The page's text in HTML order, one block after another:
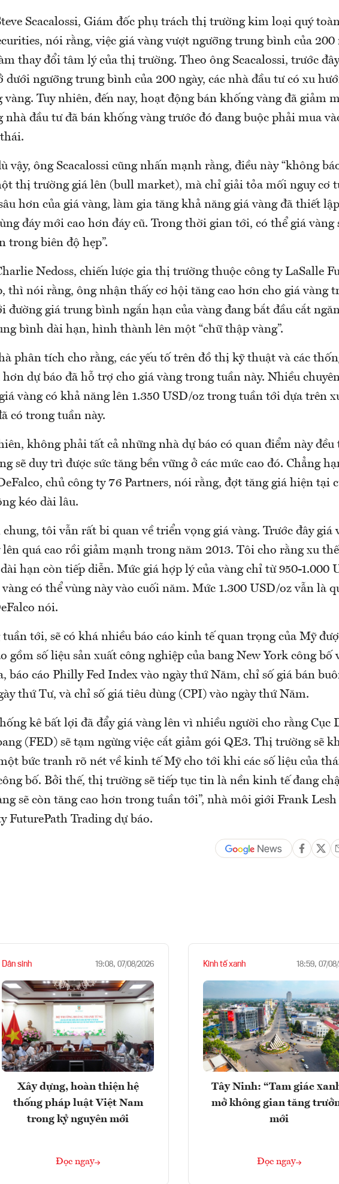
Scacalossi, Giám đốc phụ trách thị trường kim loại quý
nói rằng, việc giá vàng vượt ngưỡng trung bình của 200
thay đổi tâm lý của thị trường. Theo ông Scacalossi, trước
dưới ngưỡng trung bình của 200 ngày, các nhà đầu tư có xu
vàng. Tuy nhiên, đến nay, hoạt động bán khống vàng đã giảm
nhà đầu tư đã bán khống vàng trước đó đang buộc phải mua
vậy, ông Scacalossi cũng nhấn mạnh rằng, điều này “không
thị trường giá lên (bull market), mà chỉ giải tỏa mối nguy cơ
hơn của giá vàng, làm gia tăng khả năng giá vàng đã thiết
đáy mới cao hơn đáy cũ. Trong thời gian tới, có thể giá vàng
trong biên độ hẹp”.
Nedoss, chiến lược gia thị trường thuộc công ty LaSalle
thì nói rằng, ông nhận thấy cơ hội tăng cao hơn cho giá vàng
đường giá trung bình ngắn hạn của vàng đang bắt đầu cắt
bình dài hạn, hình thành lên một “chữ thập vàng”.
phân tích cho rằng, các yếu tố trên đồ thị kỹ thuật và các
hơn dự báo đã hỗ trợ cho giá vàng trong tuần này. Nhiều
vàng có khả năng lên 1.350 USD/oz trong tuần tới dựa trên
có trong tuần này.
không phải tất cả những nhà dự báo có quan điểm này đều
sẽ duy trì được sức tăng bền vững ở các mức cao đó. Chẳng
chủ công ty 76 Partners, nói rằng, đợt tăng giá hiện tại
kéo dài lâu.
chung, tôi vẫn rất bi quan về triển vọng giá vàng. Trước đây giá
lên quá cao rồi giảm mạnh trong năm 2013. Tôi cho rằng xu
hạn còn tiếp diễn. Mức giá hợp lý của vàng chỉ từ 950-1.000
vàng có thể vùng này vào cuối năm. Mức 1.300 USD/oz vẫn là
nói.
tuần tới, sẽ có khá nhiều báo cáo kinh tế quan trọng của Mỹ
gồm số liệu sản xuất công nghiệp của bang New York công bố
báo cáo Philly Fed Index vào ngày thứ Năm, chỉ số giá bán
thứ Tư, và chỉ số giá tiêu dùng (CPI) vào ngày thứ Năm.
kê bất lợi đã đẩy giá vàng lên vì nhiều người cho rằng Cục
(FED) sẽ tạm ngừng việc cắt giảm gói QE3. Thị trường sẽ
bức tranh rõ nét về kinh tế Mỹ cho tới khi các số liệu của
bố. Bởi thế, thị trường sẽ tiếp tục tin là nền kinh tế đang
sẽ còn tăng cao hơn trong tuần tới”, nhà môi giới Frank
FuturePath Trading dự báo.
Dân sinh 19:08, 07/08/2026
Xây dựng, hoàn thiện hệ
thống pháp luật Việt Nam
trong kỷ nguyên mới
Đọc ngay
Kinh tế xanh 18:59, 07/
Tây Ninh: “Tam giác
mở không gian tăng
mới
Đọc ngay